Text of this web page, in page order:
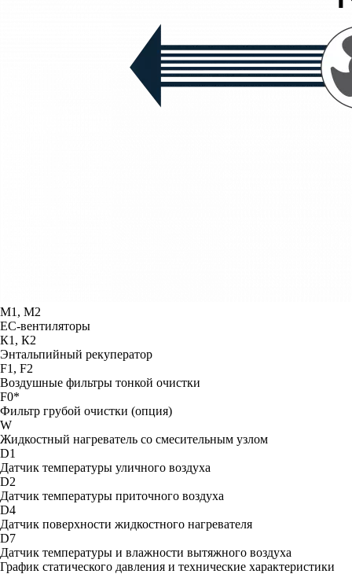
М1, М2
ЕС-вентиляторы
К1, К2
Энтальпийный рекуператор
F1, F2
Воздушные фильтры тонкой очистки
F0*
Фильтр грубой очистки (опция)
W
Жидкостный нагреватель со смесительным узлом
D1
Датчик температуры уличного воздуха
D2
Датчик температуры приточного воздуха
D4
Датчик поверхности жидкостного нагревателя
D7
Датчик температуры и влажности вытяжного воздуха
График статического давления и технические характеристики